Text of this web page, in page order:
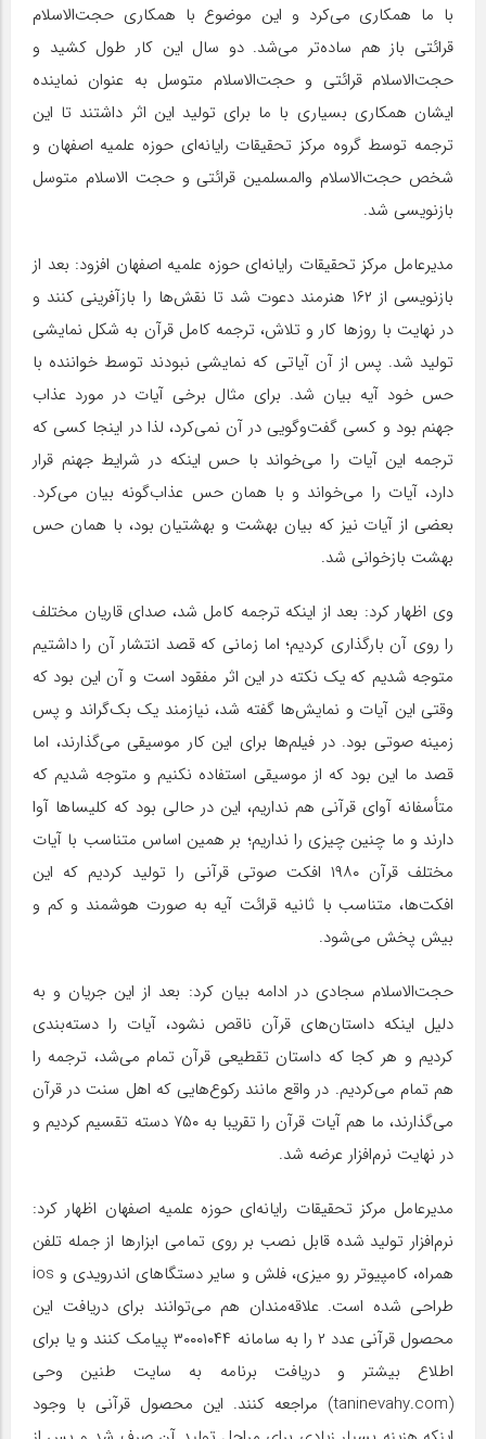
با ما همکاری می‌کرد و این موضوع با همکاری حجت‌الاسلام
قرائتی باز هم ساده‌تر می‌شد. دو سال این کار طول کشید و
حجت‌الاسلام قرائتی و حجت‌الاسلام متوسل به‌ عنوان نماینده
ایشان همکاری بسیاری با ما برای تولید این اثر داشتند تا این
ترجمه توسط گروه مرکز تحقیقات رایانه‌ای حوزه علمیه اصفهان و
شخص حجت‌الاسلام والمسلمین قرائتی و حجت الاسلام متوسل
بازنویسی شد.
مدیرعامل مرکز تحقیقات رایانه‌ای حوزه علمیه اصفهان افزود: بعد از
بازنویسی از ۱۶۲ هنرمند دعوت شد تا نقش‌ها را بازآفرینی کنند و
در نهایت با روز‌ها کار و تلاش، ترجمه کامل قرآن به شکل نمایشی
تولید شد. پس از آن آیاتی که نمایشی نبودند توسط خواننده با
حس خود آیه بیان شد. برای مثال برخی آیات در مورد عذاب
جهنم بود و کسی گفت‌وگویی در آن نمی‌کرد، لذا در اینجا کسی که
ترجمه این آیات را می‌خواند با حس اینکه در شرایط جهنم قرار
دارد، آیات را می‌خواند و با همان حس عذاب‌گونه بیان می‌کرد.
بعضی از آیات نیز که بیان بهشت و بهشتیان بود، با همان حس
بهشت بازخوانی شد.
وی اظهار کرد: بعد از اینکه ترجمه کامل شد، صدای قاریان مختلف
را روی آن بارگذاری کردیم؛ اما زمانی که قصد انتشار آن را داشتیم
متوجه شدیم که یک نکته در این اثر مفقود است و آن این بود که
وقتی این آیات و نمایش‌ها گفته شد، نیازمند یک بک‌گراند و پس
زمینه صوتی بود. در فیلم‌ها برای این کار موسیقی می‌گذارند، اما
قصد ما این بود که از موسیقی استفاده نکنیم و متوجه شدیم که
متأسفانه آوای قرآنی هم نداریم، این در حالی بود که کلیسا‌ها آوا
دارند و ما چنین چیزی را نداریم؛ بر همین اساس متناسب با آیات
مختلف قرآن ۱۹۸۰ افکت صوتی قرآنی را تولید کردیم که این
افکت‌ها، متناسب با ثانیه قرائت آیه به صورت هوشمند و کم و
بیش پخش می‌شود.
حجت‌الاسلام سجادی در ادامه بیان کرد: بعد از این جریان و به
دلیل اینکه داستان‌های قرآن ناقص نشود، آیات را دسته‌بندی
کردیم و هر کجا که داستان تقطیعی قرآن تمام می‌شد، ترجمه را
هم تمام می‌کردیم. در واقع مانند رکوع‌هایی که اهل سنت در قرآن
می‌گذارند، ما هم آیات قرآن را تقریبا به ۷۵۰ دسته تقسیم کردیم و
در نهایت نرم‌افزار عرضه شد.
مدیرعامل مرکز تحقیقات رایانه‌ای حوزه علمیه اصفهان اظهار کرد:
نرم‌افزار تولید شده قابل نصب بر روی تمامی ابزار‌ها از جمله تلفن
همراه، کامپیوتر رو میزی، فلش و سایر دستگا‌های اندرویدی و ios
طراحی شده است. علاقه‌مندان هم می‌توانند برای دریافت این
محصول قرآنی عدد ۲ را به سامانه ۳۰۰۰۱۰۴۴ پیامک کنند و یا برای
اطلاع بیشتر و دریافت برنامه به سایت طنین وحی
(taninevahy.com) مراجعه کنند. این محصول قرآنی با وجود